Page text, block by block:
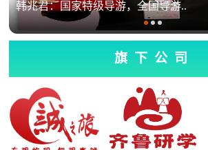
韩兆君：国家特级导游，全国导游..
旗下公司